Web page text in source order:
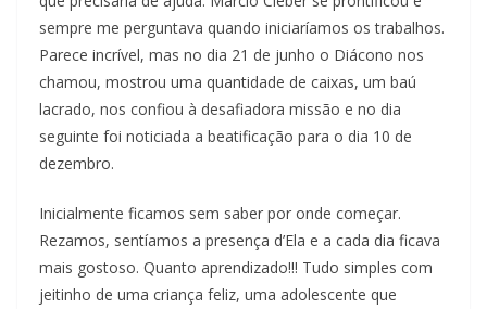
sempre me perguntava quando iniciaríamos os trabalhos.
Parece incrível, mas no dia 21 de junho o Diácono nos
chamou, mostrou uma quantidade de caixas, um baú
lacrado, nos confiou à desafiadora missão e no dia
seguinte foi noticiada a beatificação para o dia 10 de
dezembro.
Inicialmente ficamos sem saber por onde começar.
Rezamos, sentíamos a presença d’Ela e a cada dia ficava
mais gostoso. Quanto aprendizado!!! Tudo simples com
jeitinho de uma criança feliz, uma adolescente que